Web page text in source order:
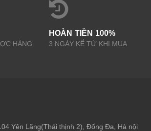
HÀNG
HOÀN TIỀN 100%
3 NGÀY KỂ TỪ KHI MUA
Yên Lãng(Thái thịnh 2), Đống Đa, Hà nội